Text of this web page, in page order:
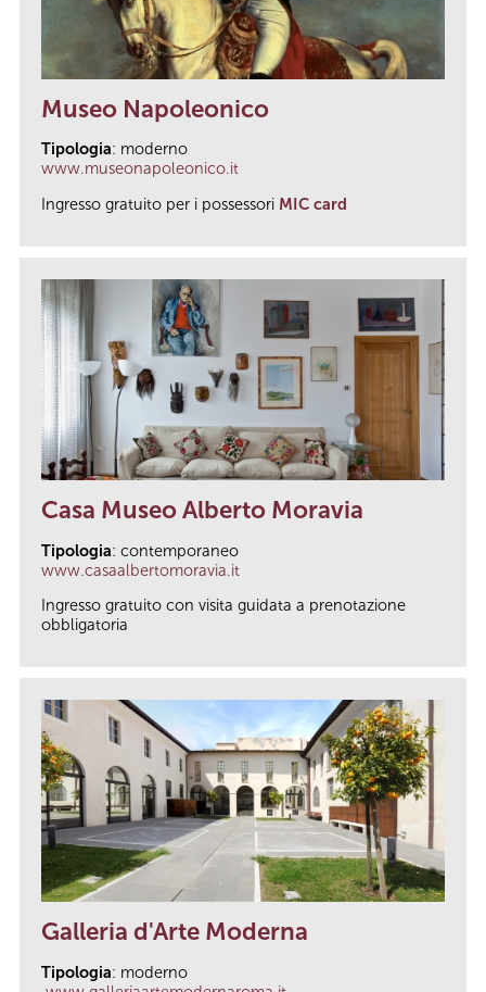
Museo Napoleonico
Tipologia: moderno
www.museonapoleonico.it
Ingresso gratuito per i possessori MIC card
Casa Museo Alberto Moravia
Tipologia: contemporaneo
www.casaalbertomoravia.it
Ingresso gratuito con visita guidata a prenotazione
obbligatoria
Galleria d'Arte Moderna
Tipologia: moderno